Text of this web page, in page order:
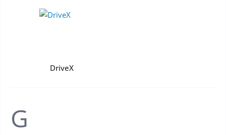
DriveX
G